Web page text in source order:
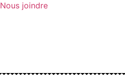
Nous joindre